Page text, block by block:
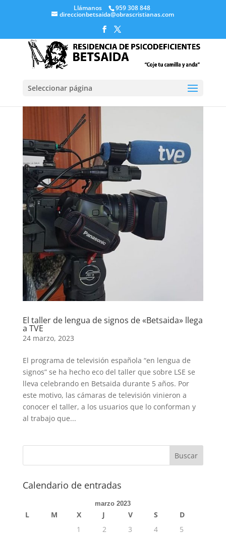
Llámanos 959 308 848
direccionbetsaida@obrascristianas.com
Seleccionar página
El taller de lengua de signos de «Betsaida» llega
a TVE
24 marzo, 2023
El programa de televisión española “en lengua de
signos” se ha hecho eco del taller que sobre LSE se
lleva celebrando en Betsaida durante 5 años. Por
este motivo, las cámaras de televisión vinieron a
conocer el taller, a los usuarios que lo conforman y
al trabajo que...
Calendario de entradas
marzo 2023
L M X J V S
D
1
2 3 4
5